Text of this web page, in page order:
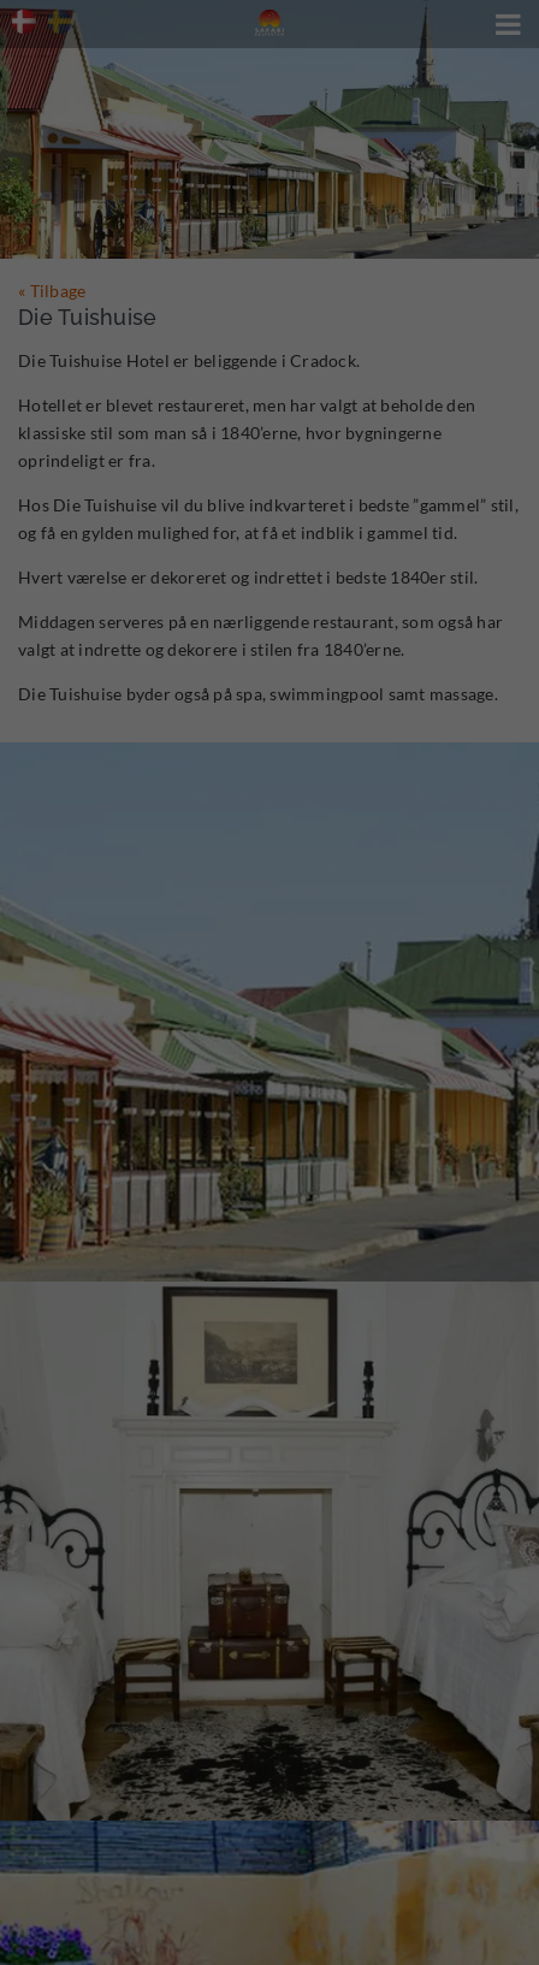

« Tilbage
Die Tuishuise
Die Tuishuise Hotel er beliggende i Cradock.
Hotellet er blevet restaureret, men har valgt at beholde den
klassiske stil som man så i 1840’erne, hvor bygningerne
oprindeligt er fra.
Hos Die Tuishuise vil du blive indkvarteret i bedste ”gammel” stil,
og få en gylden mulighed for, at få et indblik i gammel tid.
Hvert værelse er dekoreret og indrettet i bedste 1840er stil.
Middagen serveres på en nærliggende restaurant, som også har
valgt at indrette og dekorere i stilen fra 1840’erne.
Die Tuishuise byder også på spa, swimmingpool samt massage.